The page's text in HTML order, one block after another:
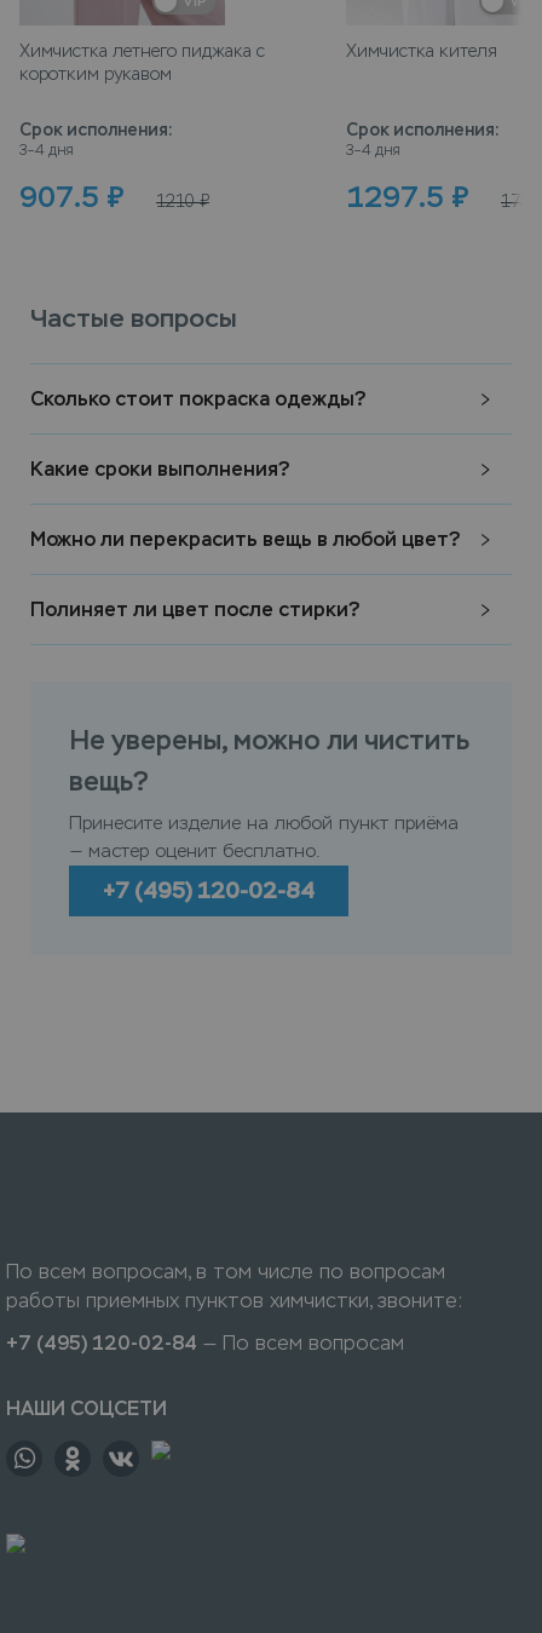
Химчистка летнего пиджака с
коротким рукавом
Срок исполнения:
3–4 дня
907.5 ₽ 1210 ₽
Химчистка кителя
Срок исполнения:
3–4 дня
1297.5 ₽ 1730
Частые вопросы
Сколько стоит покраска одежды?
Какие сроки выполнения?
Можно ли перекрасить вещь в любой цвет?
Полиняет ли цвет после стирки?
Не уверены, можно ли чистить
вещь?
Принесите изделие на любой пункт приёма
— мастер оценит бесплатно.
+7 (495) 120-02-84
По всем вопросам, в том числе по вопросам
работы приемных пунктов химчистки, звоните:
+7 (495) 120-02-84 — По всем вопросам
НАШИ СОЦСЕТИ